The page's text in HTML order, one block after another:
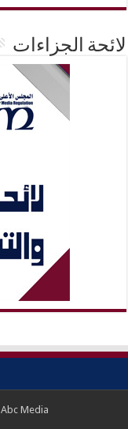
لائحة الجزاءات
Abc Media